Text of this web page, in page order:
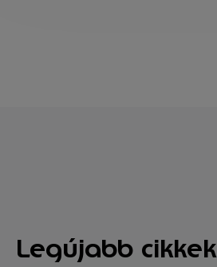
Legújabb cikkek